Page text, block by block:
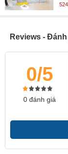
Tiết kiệm điện
R600a
Tủ đông sử dụng
nhưng vẫn đảm
kWh/ngày), thân
Reviews -
0/5
0 đánh giá